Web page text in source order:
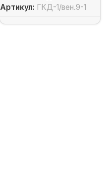
Артикул: ГКД-1/вен.9-1